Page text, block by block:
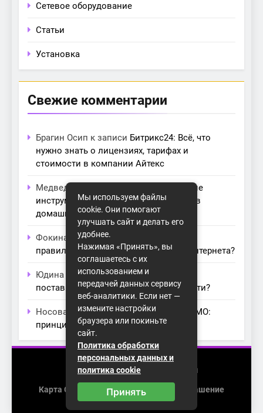
Сетевое оборудование
Статьи
Установка
Свежие комментарии
Брагин Осип к записи Битрикс24: Всё, что
нужно знать о лицензиях, тарифах и
стоимости в компании Айтекс
Медведева Амалия
Основные
инструменты для создания серверов в
домашних условиях
Фокина Невак записи
правильный модем для домашнего интернета?
Юдина Ивонак записиПроблемы с
поставщиками интернета: как их обойти?
Носова Агатак записиТехнология MIMO:
принципы работы и её преимущества
2026 (с) https://homenet-spb.ru
Карта Сайта Пользовательское Соглашение
Мы используем файлы
cookie. Они помогают
улучшать сайт и делать его
удобнее.
Нажимая «Принять», вы
соглашаетесь с их
использованием и
передачей данных сервису
веб-аналитики. Если нет —
измените настройки
браузера или покиньте
сайт.
Политика обработки
персональных данных и
политика cookie
Принять